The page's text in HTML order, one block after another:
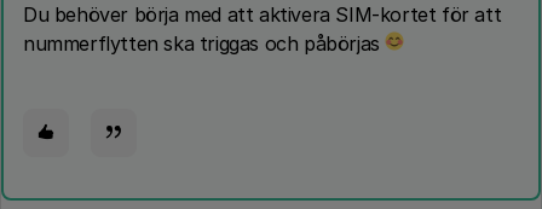
Du behöver börja med att aktivera SIM-kortet för att
nummerflytten ska triggas och påbörjas